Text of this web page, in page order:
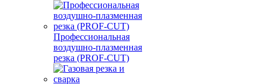
Профессиональная
воздушно-плазменная
резка (PROF-CUT)